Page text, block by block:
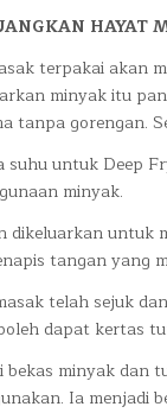
HAYAT
terpakai akan
minyak itu
tanpa gorengan.
untuk Deep
minyak.
dikeluarkan
tangan yang
telah sejuk
dapat kertas
bekas minyak dan
Ia menjadi